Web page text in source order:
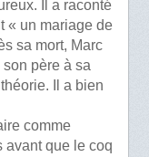
Il a raconté
« un mariage de
sa mort, Marc
père à sa
Il a bien
comme
avant que le coq